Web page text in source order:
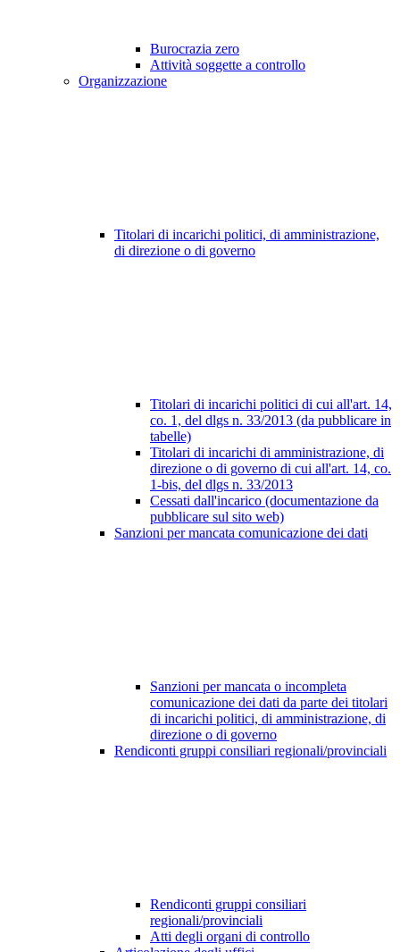
Burocrazia zero
Attività soggette a controllo
Organizzazione
Titolari di incarichi politici, di amministrazione,
di direzione o di governo
Titolari di incarichi politici di cui all'art. 14,
co. 1, del dlgs n. 33/2013 (da pubblicare in
tabelle)
Titolari di incarichi di amministrazione, di
direzione o di governo di cui all'art. 14, co.
1-bis, del dlgs n. 33/2013
Cessati dall'incarico (documentazione da
pubblicare sul sito web)
Sanzioni per mancata comunicazione dei dati
Sanzioni per mancata o incompleta
comunicazione dei dati da parte dei titolari
di incarichi politici, di amministrazione, di
direzione o di governo
Rendiconti gruppi consiliari regionali/provinciali
Rendiconti gruppi consiliari
regionali/provinciali
Atti degli organi di controllo